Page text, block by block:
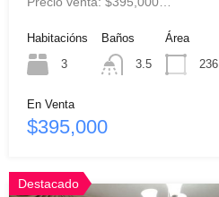
Habitacións
3
Baños
3.5
Área
236
En Venta
$395,000
Destacado